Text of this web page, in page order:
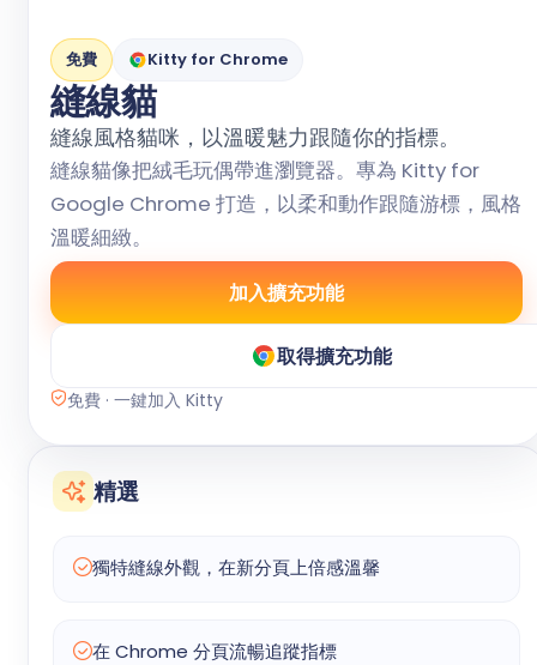
免費 Kitty for Chrome
縫線貓
縫線風格貓咪，以溫暖魅力跟隨你的指標。
縫線貓像把絨毛玩偶帶進瀏覽器。專為 Kitty for
Google Chrome 打造，以柔和動作跟隨游標，風格
溫暖細緻。
加入擴充功能
取得擴充功能
免費 · 一鍵加入 Kitty
精選
獨特縫線外觀，在新分頁上倍感溫馨
在 Chrome 分頁流暢追蹤指標